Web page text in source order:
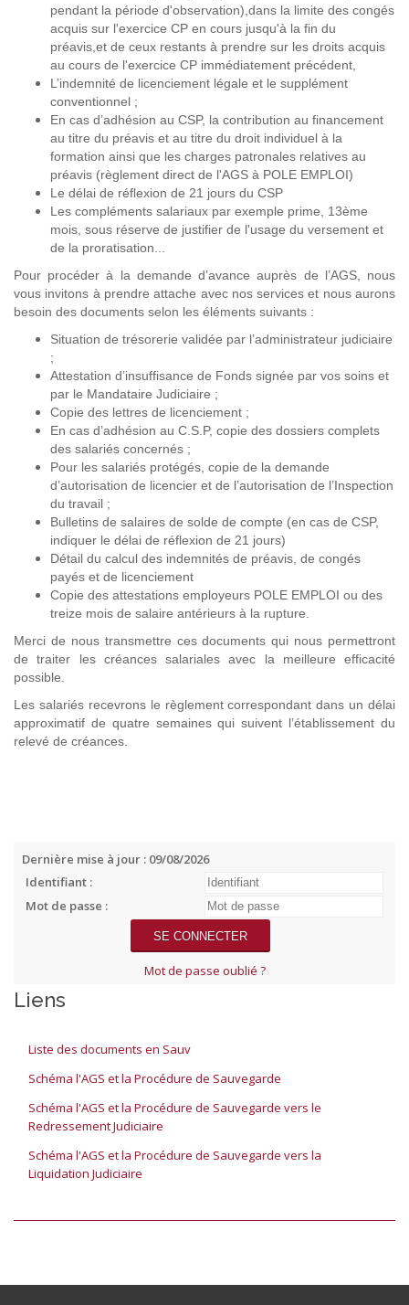
pendant la période d'observation),dans la limite des congés
acquis sur l'exercice CP en cours jusqu'à la fin du
préavis,et de ceux restants à prendre sur les droits acquis
au cours de l'exercice CP immédiatement précédent,
L’indemnité de licenciement légale et le supplément
conventionnel ;
En cas d’adhésion au CSP, la contribution au financement
au titre du préavis et au titre du droit individuel à la
formation ainsi que les charges patronales relatives au
préavis (règlement direct de l'AGS à POLE EMPLOI)
Le délai de réflexion de 21 jours du CSP
Les compléments salariaux par exemple prime, 13ème
mois, sous réserve de justifier de l'usage du versement et
de la proratisation...
Pour procéder à la demande d’avance auprès de l’AGS, nous
vous invitons à prendre attache avec nos services et nous aurons
besoin des documents selon les éléments suivants :
Situation de trésorerie validée par l’administrateur judiciaire
;
Attestation d’insuffisance de Fonds signée par vos soins et
par le Mandataire Judiciaire ;
Copie des lettres de licenciement ;
En cas d’adhésion au C.S.P, copie des dossiers complets
des salariés concernés ;
Pour les salariés protégés, copie de la demande
d’autorisation de licencier et de l’autorisation de l’Inspection
du travail ;
Bulletins de salaires de solde de compte (en cas de CSP,
indiquer le délai de réflexion de 21 jours)
Détail du calcul des indemnités de préavis, de congés
payés et de licenciement
Copie des attestations employeurs POLE EMPLOI ou des
treize mois de salaire antérieurs à la rupture.
Merci de nous transmettre ces documents qui nous permettront
de traiter les créances salariales avec la meilleure efficacité
possible.
Les salariés recevrons le règlement correspondant dans un délai
approximatif de quatre semaines qui suivent l’établissement du
relevé de créances.
Dernière mise à jour : 09/08/2026
Identifiant :
Mot de passe :
Mot de passe oublié ?
Liens
Liste des documents en Sauv
Schéma l'AGS et la Procédure de Sauvegarde
Schéma l'AGS et la Procédure de Sauvegarde vers le
Redressement Judiciaire
Schéma l'AGS et la Procédure de Sauvegarde vers la
Liquidation Judiciaire